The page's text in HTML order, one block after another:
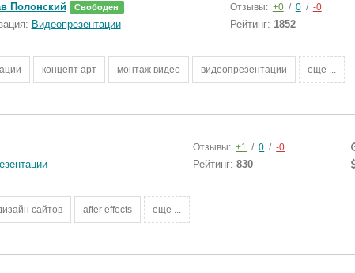
Полонский Свободен
Видеопрезентации
Отзывы: +0 / 0 / -0
Рейтинг: 1852
концепт арт монтаж видео видеопрезентации еще ...
Отзывы: +1 / 0 / -0
Рейтинг:830
сайтов after effects еще ...